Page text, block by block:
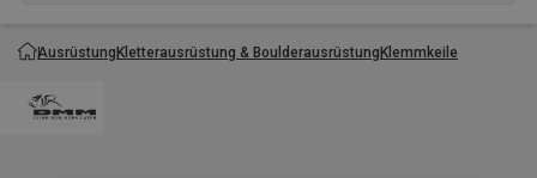
AusrüstungKletterausrüstung & BoulderausrüstungKlemmkeile